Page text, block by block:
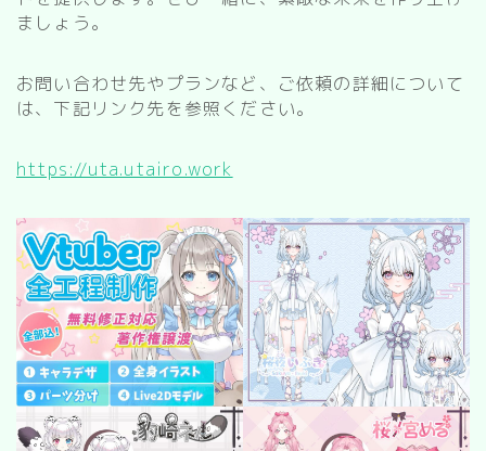
部屋
お風呂
寝室
カスタムお部屋
街並み
公園
施設
レストラン/カフェ
ましょう。
お問い合わせ先やプランなど、ご依頼の詳細について
は、下記リンク先を参照ください。
https://uta.utairo.work